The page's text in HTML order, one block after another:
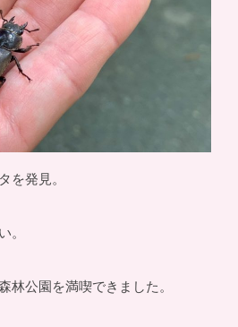
を発見。
。
林公園を満喫できました。